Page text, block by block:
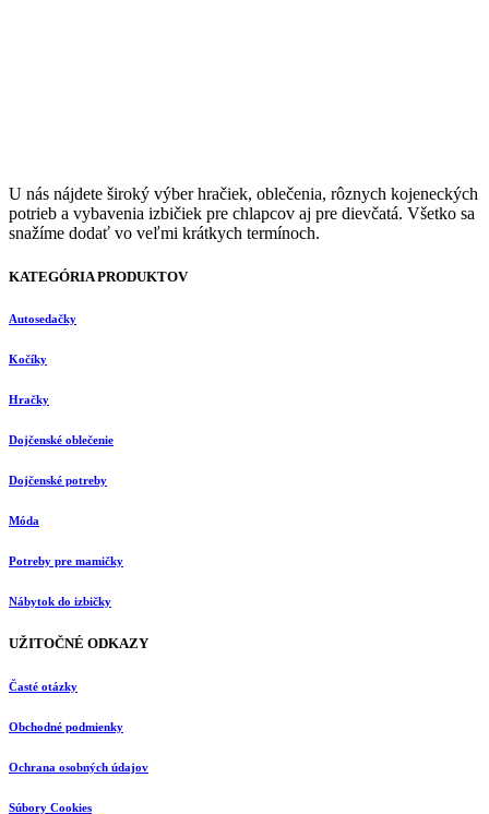
U nás nájdete široký výber hračiek, oblečenia, rôznych kojeneckých
potrieb a vybavenia izbičiek pre chlapcov aj pre dievčatá. Všetko sa
snažíme dodať vo veľmi krátkych termínoch.
KATEGÓRIA PRODUKTOV
Autosedačky
Kočíky
Hračky
Dojčenské oblečenie
Dojčenské potreby
Móda
Potreby pre mamičky
Nábytok do izbičky
UŽITOČNÉ ODKAZY
Časté otázky
Obchodné podmienky
Ochrana osobných údajov
Súbory Cookies